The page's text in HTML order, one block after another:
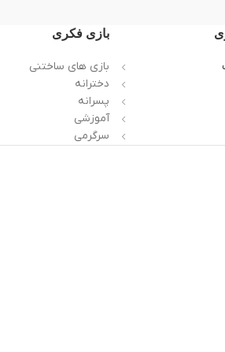
بازی فکری
بازی های ساختنی
دخترانه
پسرانه
آموزشی
سرگرمی